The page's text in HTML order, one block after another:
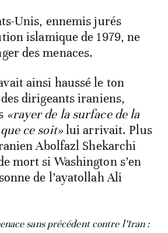
Unis, ennemis jurés
islamique de 1979, ne
des menaces.
ainsi haussé le ton
dirigeants iraniens,
«rayer de la surface de la
ce soit»lui arrivait. Plus
Abolfazl Shekarchi
mort si Washington s’en
de l’ayatollah Ali
sans précédent contre l’Iran :